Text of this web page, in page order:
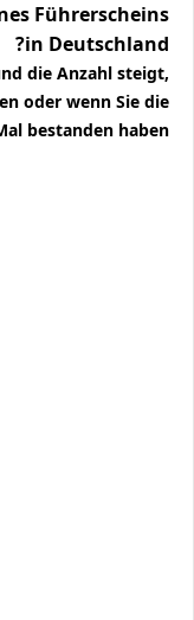
Führerscheins
in Deutschland?
die Anzahl steigt,
oder wenn Sie die
bestanden haben.